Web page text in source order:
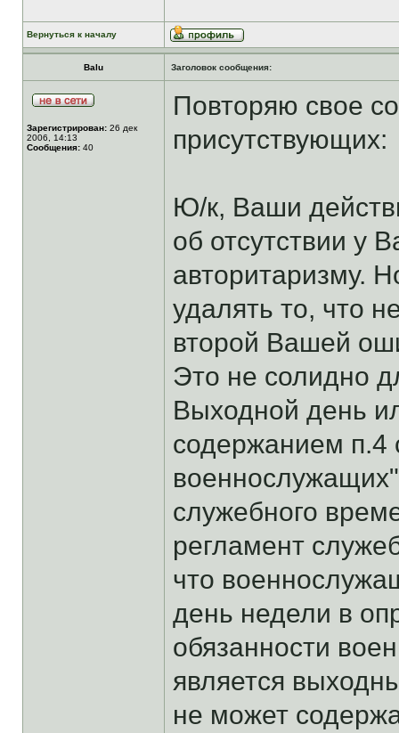
Вернуться к началу
Balu Заголовок сообщения:
Зарегистрирован: 26 дек
2006, 14:13
Сообщения: 40
Повторяю свое
присутствующих:
Ю/к, Ваши
об отсутствии у
авторитаризму.
удалять то, что
второй Вашей
Это не солидно
Выходной день
содержанием п.4
служебного
регламент
что
день недели в
обязанности
является
не может